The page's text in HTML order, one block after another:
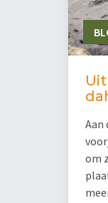
Aan
om